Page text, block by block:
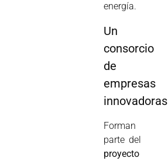
energía.
Un
consorcio
de
empresas
innovadoras
Forman
parte del
proyecto